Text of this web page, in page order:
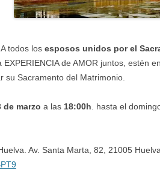
A todos los esposos unidos por el
de AMOR juntos, estén
su Sacramento del Matrimonio.
de marzo a las 18:00h. hasta el
Av. Santa Marta, 82, 21005